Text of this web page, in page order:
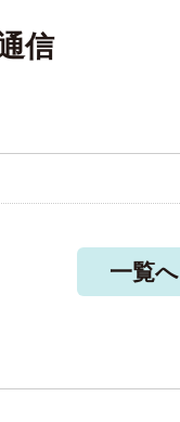
信
一覧